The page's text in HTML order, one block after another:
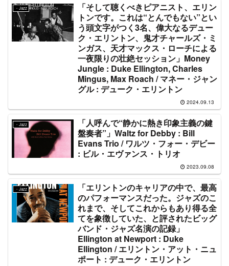
・Jazz
「そして聴くべきピアニスト、エリン
トンです。これは“とんでもない”とい
う頭文字がつく3名、偉大なるデュー
ク・エリントン、鬼才チャールズ・ミ
ンガス、天才マックス・ローチによる
一夜限りの壮絶セッション」Money
Jungle : Duke Ellington, Charles
Mingus, Max Roach / マネー・ジャン
グル : デューク・エリントン
2024.09.13
・Jazz
「人呼んで“静かに熱き印象主義の鍵
盤奏者”」Waltz for Debby : Bill
Evans Trio / ワルツ・フォー・デビー
: ビル・エヴァンス・トリオ
2023.09.08
・Jazz
「エリントンのキャリアの中で、最高
のパフォーマンスだった。ジャズのこ
れまで、そしてこれからもあり得る全
てを象徴していた、と評されたビッグ
バンド・ジャズ名演の記録」
Ellington at Newport : Duke
Ellington / エリントン・アット・ニュ
ポート : デューク・エリントン